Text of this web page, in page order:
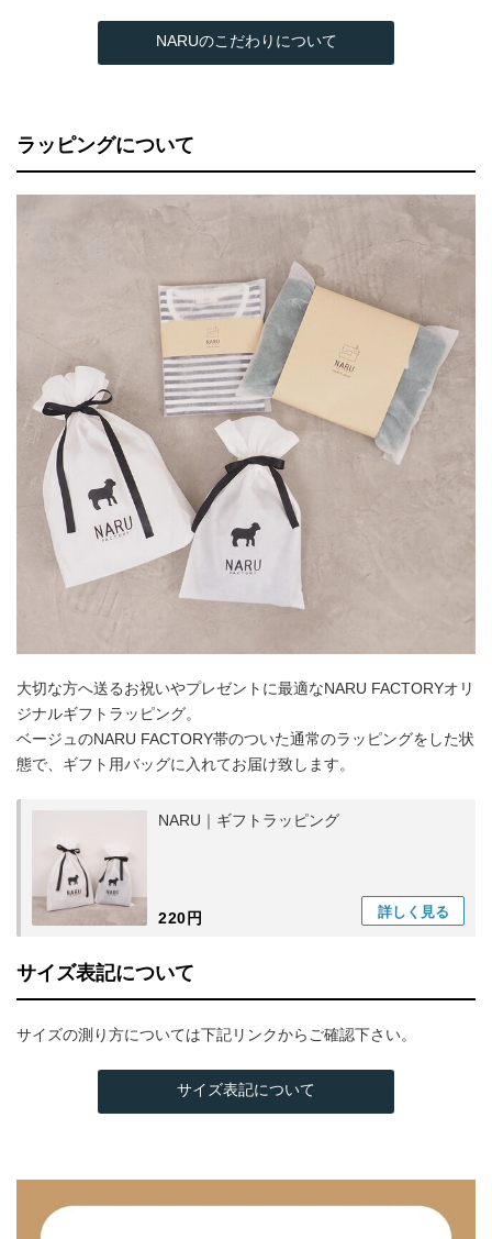
NARUのこだわりについて
ラッピングについて
大切な方へ送るお祝いやプレゼントに最適なNARU FACTORYオリ
ジナルギフトラッピング。
ベージュのNARU FACTORY帯のついた通常のラッピングをした状
態で、ギフト用バッグに入れてお届け致します。
NARU｜ギフトラッピング
220円 詳しく 見る
サイズ表記について
サイズの測り方については下記リンクからご確認下さい。
サイズ表記について